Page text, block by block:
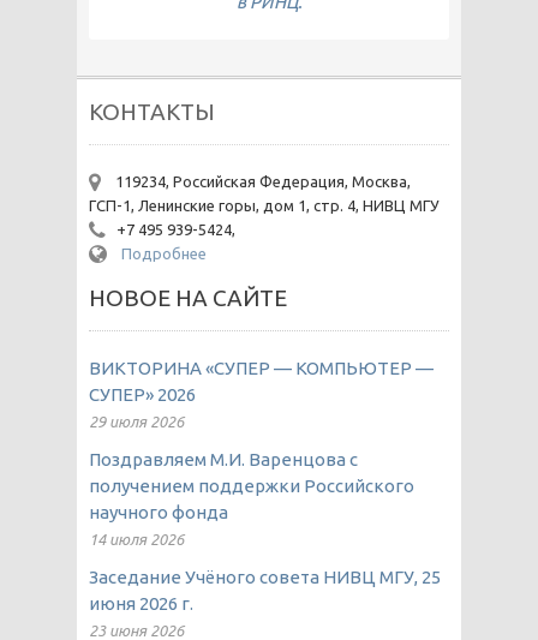
КОНТАКТЫ
119234, Российская Федерация, Москва,
ГСП-1, Ленинские горы, дом 1, стр. 4, НИВЦ МГУ
+7 495 939-5424,
Подробнее
НОВОЕ НА САЙТЕ
ВИКТОРИНА «СУПЕР — КОМПЬЮТЕР —
СУПЕР» 2026
29 июля 2026
Поздравляем М.И. Варенцова с
получением поддержки Российского
научного фонда
14 июля 2026
Заседание Учёного совета НИВЦ МГУ, 25
июня 2026 г.
23 июня 2026